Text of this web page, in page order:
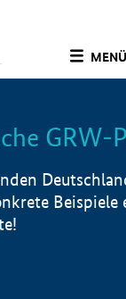
MENÜ
GRW-
Beispiele